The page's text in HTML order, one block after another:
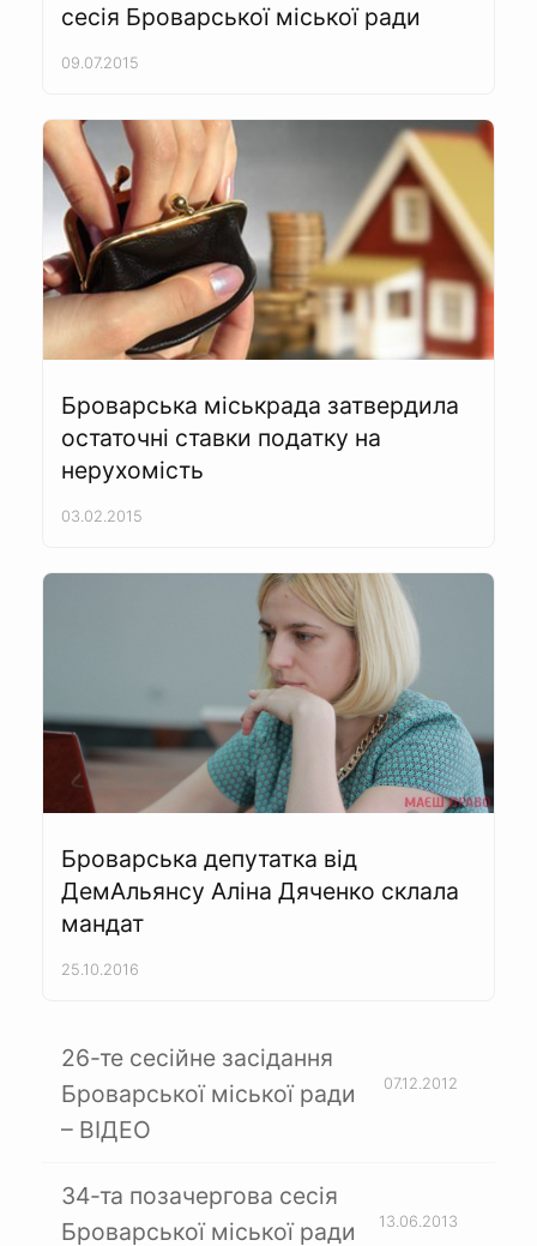
сесія Броварської міської ради
09.07.2015
Броварська міськрада затвердила
остаточні ставки податку на
нерухомість
03.02.2015
Броварська депутатка від
ДемАльянсу Аліна Дяченко склала
мандат
25.10.2016
26-те сесійне засідання
Броварської міської ради
– ВІДЕО
07.12.2012
34-та позачергова сесія
Броварської міської ради
13.06.2013